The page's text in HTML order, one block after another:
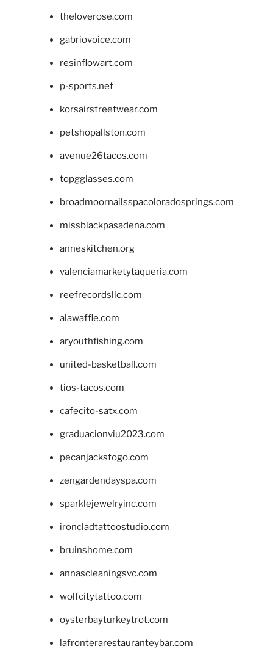
theloverose.com
gabriovoice.com
resinflowart.com
p-sports.net
korsairstreetwear.com
petshopallston.com
avenue26tacos.com
topgglasses.com
broadmoornailsspacoloradosprings.com
missblackpasadena.com
anneskitchen.org
valenciamarketytaqueria.com
reefrecordsllc.com
alawaffle.com
aryouthfishing.com
united-basketball.com
tios-tacos.com
cafecito-satx.com
graduacionviu2023.com
pecanjackstogo.com
zengardendayspa.com
sparklejewelryinc.com
ironcladtattoostudio.com
bruinshome.com
annascleaningsvc.com
wolfcitytattoo.com
oysterbayturkeytrot.com
lafronterarestauranteybar.com